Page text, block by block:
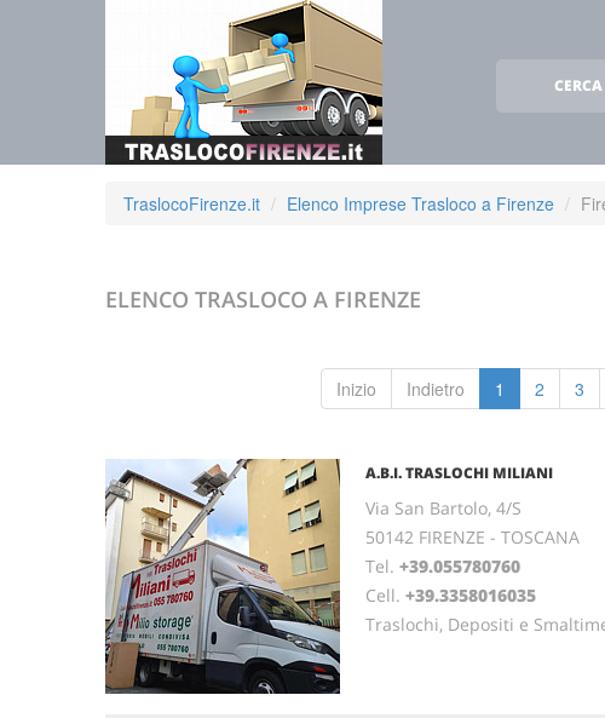
TraslocoFirenze.it Elenco Imprese Trasloco a Firenze
ELENCO TRASLOCO A FIRENZE
Inizio Indietro 1 2 3
A.B.I. TRASLOCHI MILIANI
Via San Bartolo, 4/S
50142 FIRENZE - TOSCANA
Tel. +39.055780760
Cell. +39.3358016035
Traslochi, Depositi e